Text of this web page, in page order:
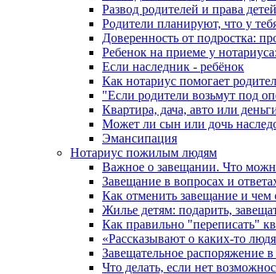
Развод родителей и права
Родители планируют, что у
Доверенность от подростка:
Ребенок на приеме у
Если наследник - ребёнок
Как нотариус помогает
"Если родители возьмут под
Квартира, дача, авто или
Может ли сын или дочь
Эмансипация
Нотариус пожилым людям
Важное о завещании. Что
Завещание в вопросах и
Как отменить завещание и чем
Жилье детям: подарить,
Как правильно "переписать"
«Рассказывают о каких-то
Завещательное распоряжение
Что делать, если нет